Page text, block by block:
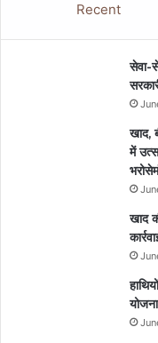
Recent
सेवा-
खाद,
में
खाद